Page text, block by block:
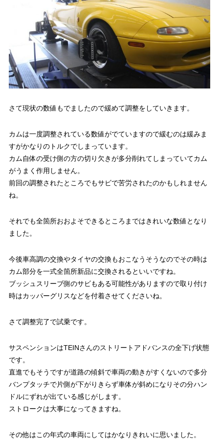
さて現状の数値もでましたので緩めて調整をしていきます。
カムは一度調整されている数値がでていますので緩むのは緩みま
すがかなりのトルクでしまっています。
カム自体の受け側の方の切り欠きが多分削れてしまっていてカム
がうまく作用しません。
前回の調整されたところでもサビで苦労されたのかもしれません
ね。
それでも全箇所おおよそできるところまではきれいな数値となり
ました。
今後車高調の交換やタイヤの交換もおこなうそうなのでその時は
カム部分を一式全箇所新品に交換されるといいですね。
ブッシュスリーブ側のサビもある可能性がありますので取り付け
時はカッパーグリスなどを付着させてくださいね。
さて調整完了で試乗です。
サスペンションはTEINさんのストリートアドバンスの全下げ状態
です。
直進でもそうですが道路の傾斜で車両の動きがすくないので多分
バンプタッチで片側が下がりきらず車体が斜めになりその分ハン
ドルにずれが出ている感じがします。
ストロークは大事になってきますね。
その他はこの年式の車両にしてはかなりきれいに思いました。